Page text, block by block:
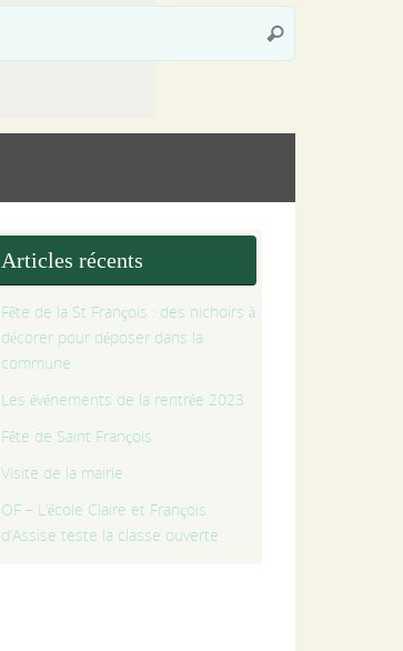
Rechercher
Articles récents
Fête de la St François : des nichoirs à
décorer pour déposer dans la
commune
Les événements de la rentrée 2023
Fête de Saint François
Visite de la mairie
OF – L’école Claire et François
d’Assise teste la classe ouverte